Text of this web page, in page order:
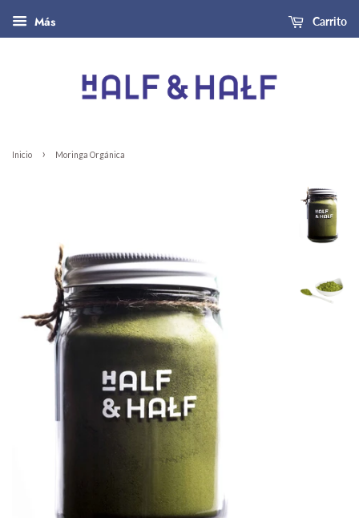
Más Carrito
Inicio › Moringa Orgánica